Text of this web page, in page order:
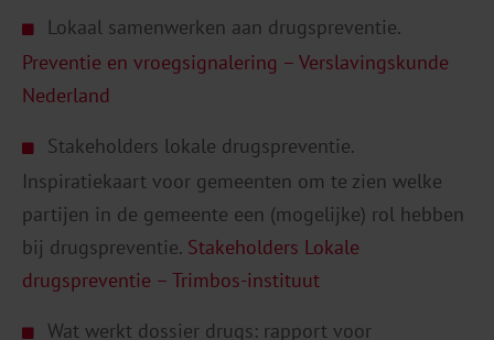
Lokaal samenwerken aan drugspreventie.
Preventie en vroegsignalering – Verslavingskunde
Nederland
Stakeholders lokale drugspreventie.
Inspiratiekaart voor gemeenten om te zien welke
partijen in de gemeente een (mogelijke) rol hebben
bij drugspreventie. Stakeholders Lokale
drugspreventie – Trimbos-instituut
Wat werkt dossier drugs: rapport voor